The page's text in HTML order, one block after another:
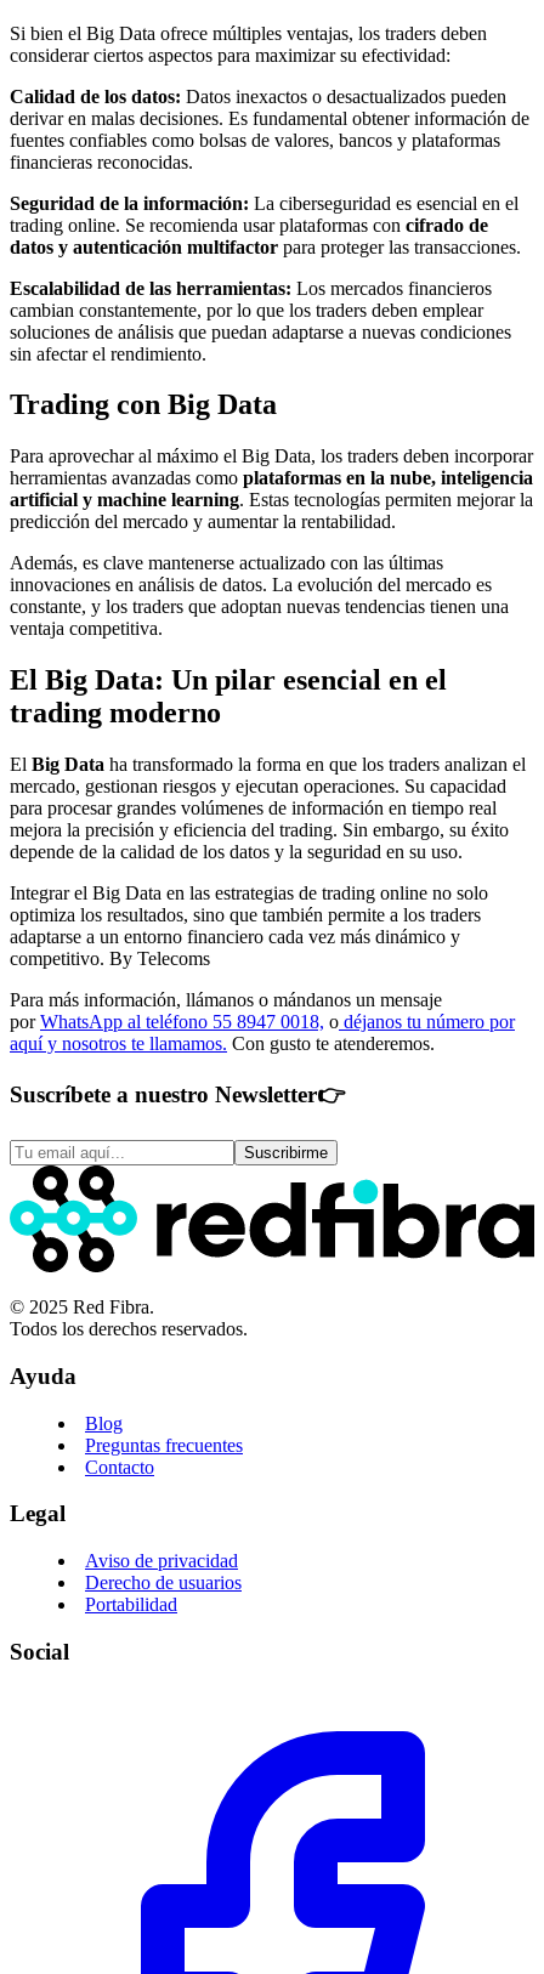
Si bien el Big Data ofrece múltiples ventajas, los traders deben
considerar ciertos aspectos para maximizar su efectividad:
Calidad de los datos: Datos inexactos o desactualizados pueden
derivar en malas decisiones. Es fundamental obtener información de
fuentes confiables como bolsas de valores, bancos y plataformas
financieras reconocidas.
Seguridad de la información: La ciberseguridad es esencial en el
trading online. Se recomienda usar plataformas con cifrado de
datos y autenticación multifactor para proteger las transacciones.
Escalabilidad de las herramientas: Los mercados financieros
cambian constantemente, por lo que los traders deben emplear
soluciones de análisis que puedan adaptarse a nuevas condiciones
sin afectar el rendimiento.
Trading con Big Data
Para aprovechar al máximo el Big Data, los traders deben incorporar
herramientas avanzadas como plataformas en la nube, inteligencia
artificial y machine learning. Estas tecnologías permiten mejorar la
predicción del mercado y aumentar la rentabilidad.
Además, es clave mantenerse actualizado con las últimas
innovaciones en análisis de datos. La evolución del mercado es
constante, y los traders que adoptan nuevas tendencias tienen una
ventaja competitiva.
El Big Data: Un pilar esencial en el
trading moderno
El Big Data ha transformado la forma en que los traders analizan el
mercado, gestionan riesgos y ejecutan operaciones. Su capacidad
para procesar grandes volúmenes de información en tiempo real
mejora la precisión y eficiencia del trading. Sin embargo, su éxito
depende de la calidad de los datos y la seguridad en su uso.
Integrar el Big Data en las estrategias de trading online no solo
optimiza los resultados, sino que también permite a los traders
adaptarse a un entorno financiero cada vez más dinámico y
competitivo. By Telecoms
Para más información, llámanos o mándanos un mensaje
porWhatsApp al teléfono 55 8947 0018, o déjanos tu número por
aquí y nosotros te llamamos. Con gusto te atenderemos.
Suscríbete a nuestro Newsletter👉
Suscribirme
© 2025 Red Fibra.
Todos los derechos reservados.
Ayuda
Blog
Preguntas frecuentes
Contacto
Legal
Aviso de privacidad
Derecho de usuarios
Portabilidad
Social